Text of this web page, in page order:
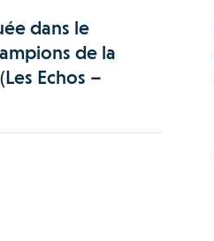
dans le
de la
Echos –